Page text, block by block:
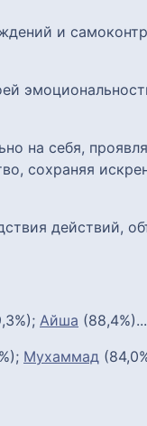
и
на себя,
сохраняя
действий,
Айша
Мухаммад